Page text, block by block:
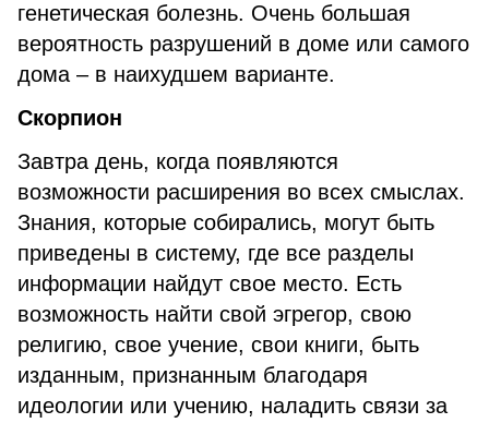
генетическая болезнь. Очень большая
вероятность разрушений в доме или самого
дома – в наихудшем варианте.
Скорпион
Завтра день, когда появляются
возможности расширения во всех смыслах.
Знания, которые собирались, могут быть
приведены в систему, где все разделы
информации найдут свое место. Есть
возможность найти свой эгрегор, свою
религию, свое учение, свои книги, быть
изданным, признанным благодаря
идеологии или учению, наладить связи за